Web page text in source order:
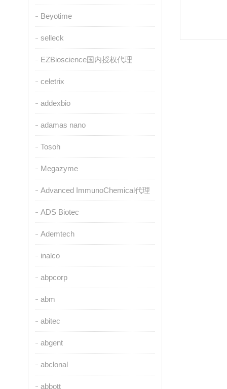
Beyotime
selleck
EZBioscience国内授权代理
celetrix
addexbio
adamas nano
Tosoh
Megazyme
Advanced ImmunoChemical代理
ADS Biotec
Ademtech
inalco
abpcorp
abm
abitec
abgent
abclonal
abbott